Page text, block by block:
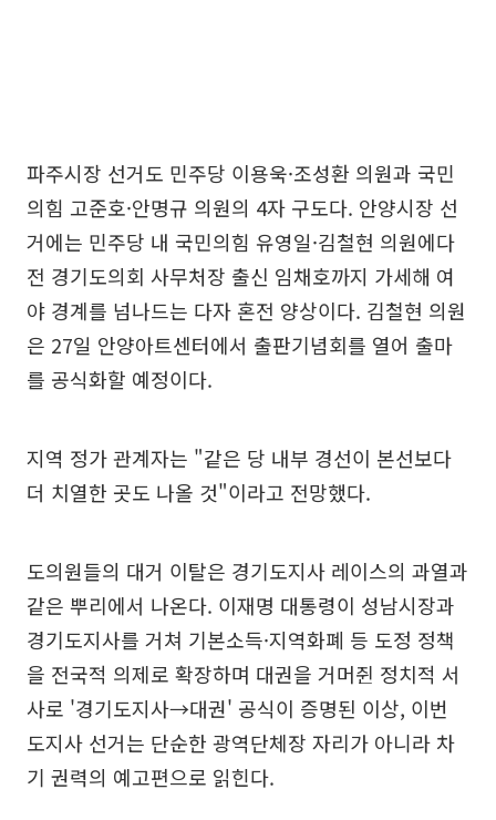
파주시장 선거도 민주당 이용욱·조성환 의원과 국민
의힘 고준호·안명규 의원의 4자 구도다. 안양시장 선
거에는 민주당 내 국민의힘 유영일·김철현 의원에다
전 경기도의회 사무처장 출신 임채호까지 가세해 여
야 경계를 넘나드는 다자 혼전 양상이다. 김철현 의원
은 27일 안양아트센터에서 출판기념회를 열어 출마
를 공식화할 예정이다.
지역 정가 관계자는 "같은 당 내부 경선이 본선보다
더 치열한 곳도 나올 것"이라고 전망했다.
도의원들의 대거 이탈은 경기도지사 레이스의 과열과
같은 뿌리에서 나온다. 이재명 대통령이 성남시장과
경기도지사를 거쳐 기본소득·지역화폐 등 도정 정책
을 전국적 의제로 확장하며 대권을 거머쥔 정치적 서
사로 '경기도지사→대권' 공식이 증명된 이상, 이번
도지사 선거는 단순한 광역단체장 자리가 아니라 차
기 권력의 예고편으로 읽힌다.